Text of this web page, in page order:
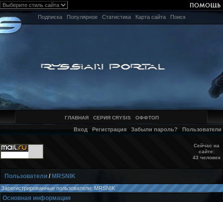
Подписка Популярное Статистика Карта сайта Поиск
ГЛАВНАЯ СЕРИЯ CRYSIS ОФФТОП
Вход Регистрация Забыли пароль? Пользователи
Сейчас на
сайте:
43 человек
Пользователи / MRSNIK
Зарегистрированные пользователи: MRSNIK
Основная информация